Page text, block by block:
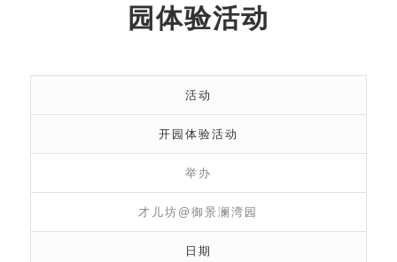
园体验活动
活动
开园体验活动
举办
才儿坊@御景澜湾园
日期